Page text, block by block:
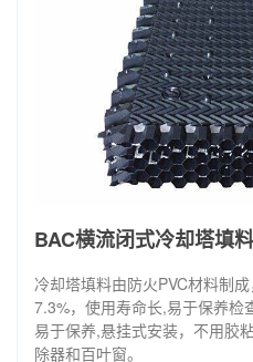
BAC横流闭式冷却塔填料
冷却塔填料由防火PVC材料制
7.3%，使用寿命长,易于保养检
易于保养,悬挂式安装，不用胶
除器和百叶窗。